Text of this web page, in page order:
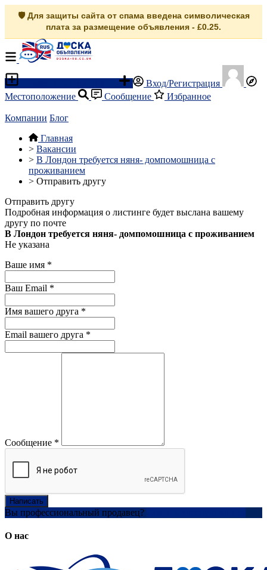
🛡️ Для защиты сайта от спама введена символическая
плата за размещение объявления - £0.25.
Вход/Регистрация
Местоположение
Сообщение Избранное
Компании Блог
Главная
> Вакансии
> В Лондон требуется няня- домпомошница с
проживанием
> Отправить другу
Отправить другу
Подробная информация о листинге будет выслана вашему
другу по почте
В Лондон требуется няня- домпомошница с проживанием
Не указана
Ваше имя *
Ваш Email *
Имя вашего друга *
Email вашего друга *
Сообщение *
Написать
Вы профессиональный продавец?
О нас